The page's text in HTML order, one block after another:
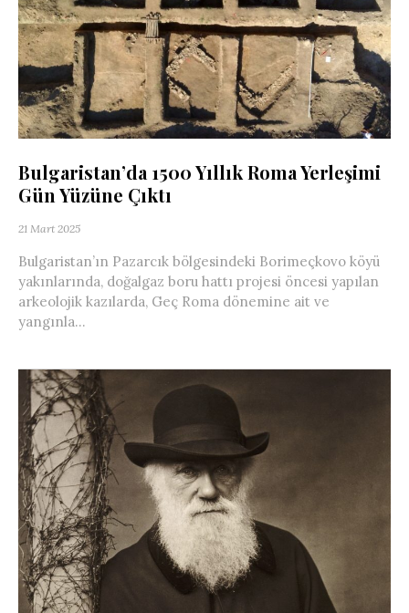
Bulgaristan’da 1500 Yıllık Roma Yerleşimi
Gün Yüzüne Çıktı
21 Mart 2025
Bulgaristan’ın Pazarcık bölgesindeki Borimeçkovo köyü
yakınlarında, doğalgaz boru hattı projesi öncesi yapılan
arkeolojik kazılarda, Geç Roma dönemine ait ve
yangınla...